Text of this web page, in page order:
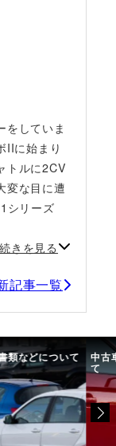
をしていま
IIに始まり
トルに2CV
変な目に遭
シリーズ
続きを見る
記事一覧
ツや注意点につい 車
び